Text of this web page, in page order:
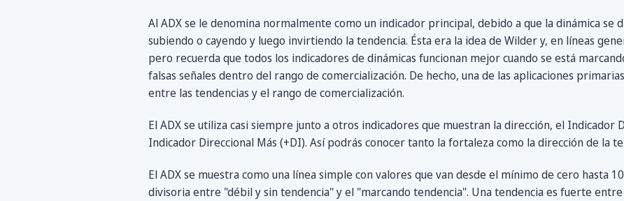
Al ADX se le denomina normalmente como un indicador principal, debido a que la dinámica se
subiendo o cayendo y luego invirtiendo la tendencia. Ésta era la idea de Wilder y, en líneas
pero recuerda que todos los indicadores de dinámicas funcionan mejor cuando se está
falsas señales dentro del rango de comercialización. De hecho, una de las aplicaciones
entre las tendencias y el rango de comercialización.
El ADX se utiliza casi siempre junto a otros indicadores que muestran la dirección, el Indicador
Indicador Direccional Más (+DI). Así podrás conocer tanto la fortaleza como la dirección de la
El ADX se muestra como una línea simple con valores que van desde el mínimo de cero hasta
divisoria entre "débil y sin tendencia" y el "marcando tendencia". Una tendencia es fuerte